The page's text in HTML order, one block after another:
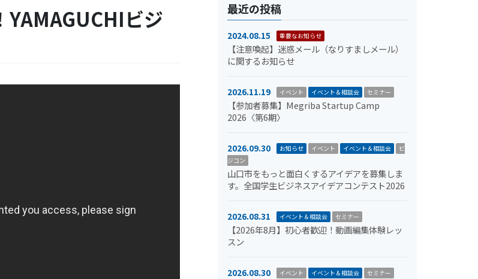
YAMAGUCHIビジ
最近の投稿
2024.08.15 重要なお知らせ
【注意喚起】迷惑メール（なりすましメール）
に関するお知らせ
2026.11.19 イベント イベント＆相談会 セミナー
【参加者募集】Megriba Startup Camp
2026〈第6期〉
2026.09.30 お知らせ イベント イベント＆相談会
ビ
ジコン
山口市をもっと面白くするアイデアを募集しま
す。全国学生ビジネスアイデアコンテスト2026
2026.08.31 イベント＆相談会 セミナー
【2026年8月】初心者歓迎！動画編集体験レッ
スン
2026.08.30 イベント イベント＆相談会 セミナー